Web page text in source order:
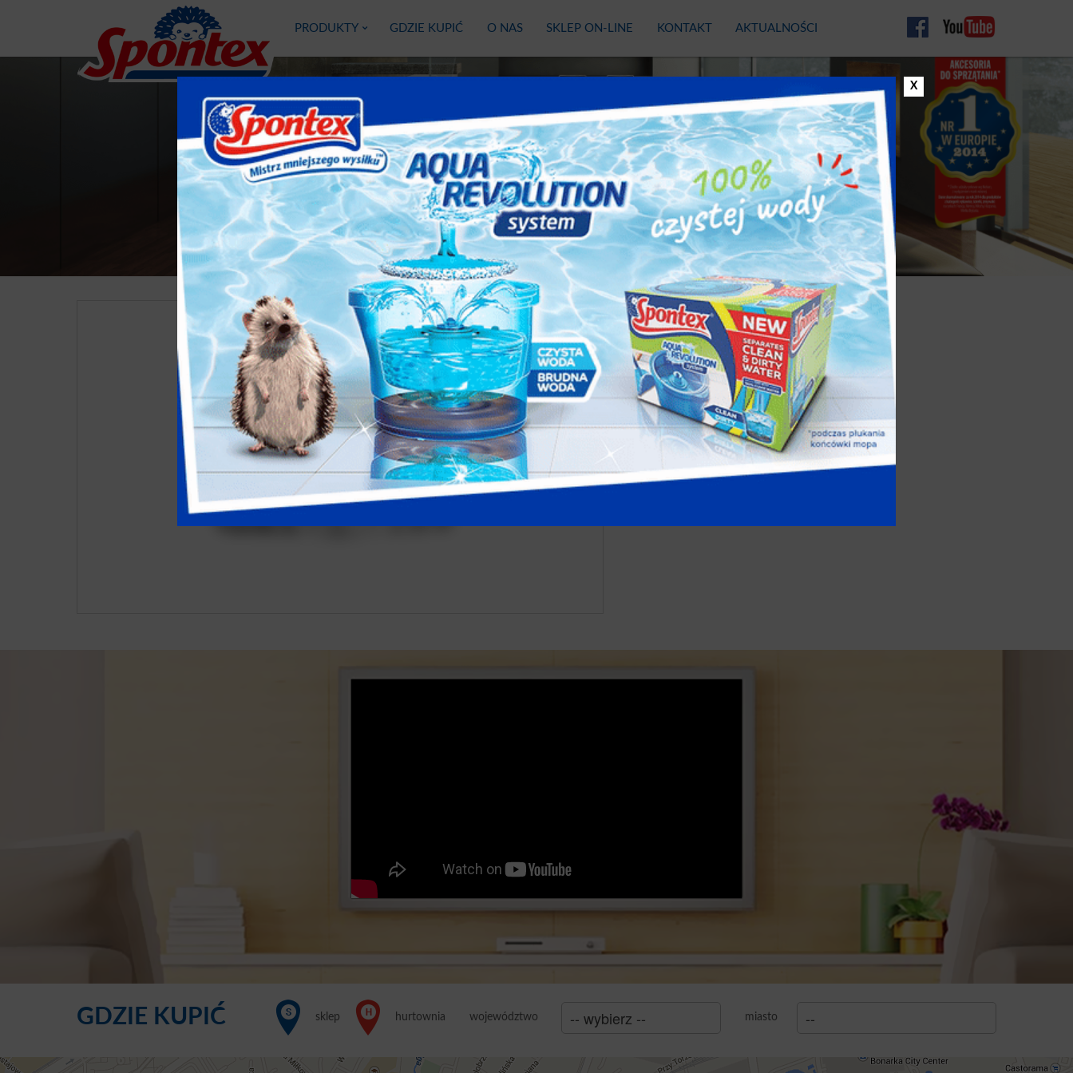
PRODUKTY GDZIE KUPIĆ O NAS SKLEP ON-LINE KONTAKT AKTUALNOŚCI
Carrefour
GDZIE KUPIĆ sklep hurtownia województwo miasto